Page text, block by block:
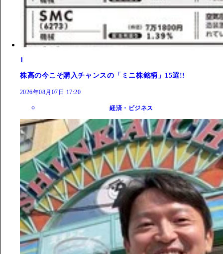
1
株高の今こそ購入チャンスの「ミニ株銘柄」15選!!
2026年08月07日 17:20
経済・ビジネス